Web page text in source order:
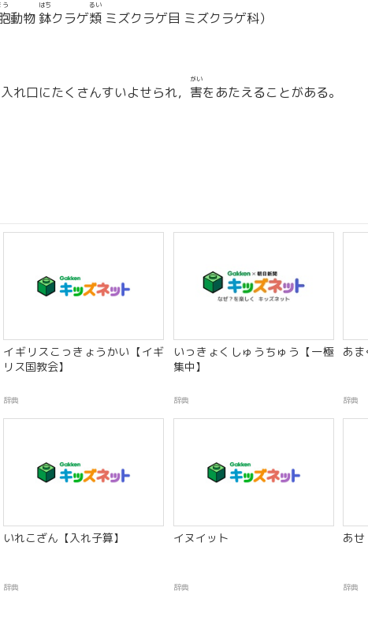
動物鉢
はち
クラゲ類
るい
ミズクラゲ目 ミズクラゲ科）
れ口にたくさんすいよせられ， 害
がい
をあたえることがある。
イギリスこっきょうかい【イギ
リス国教会】
辞典
いっきょくしゅうちゅう【一極
集中】
辞典
あま
辞典
いれこざん【入れ子算】
辞典
イヌイット
辞典
あせ
辞典